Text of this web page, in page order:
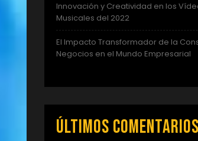
Innovación y Creatividad en los
Musicales del 2022
El Impacto Transformador de la
Negocios en el Mundo Empresarial
Últimos comentarios